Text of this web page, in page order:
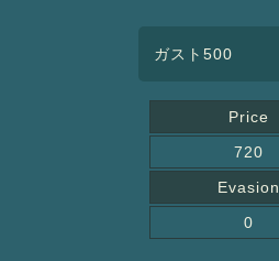
ガスト500
Price
720
Evasion
0